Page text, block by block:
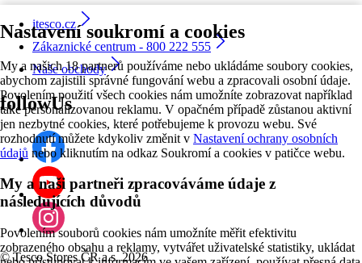
Nastavení soukromí a cookies
My a našich 18 partnerů používáme nebo ukládáme soubory cookies,
abychom zajistili správné fungování webu a zpracovali osobní údaje.
Povolením použití všech cookies nám umožníte zobrazovat například
také personalizovanou reklamu. V opačném případě zůstanou aktivní
jen nezbytné cookies, které potřebujeme k provozu webu. Své
rozhodnutí můžete kdykoliv změnit v Nastavení ochrany osobních
údajů nebo kliknutím na odkaz Soukromí a cookies v patičce webu.
My a naši partneři zpracováváme údaje z
následujících důvodů
Povolením souborů cookies nám umožníte měřit efektivitu
zobrazeného obsahu a reklamy, vytvářet uživatelské statistiky, ukládat
itesco.cz
Zákaznické centrum - 800 222 555
Naše obchody
followUs
©Tesco Stores ČR a.s. 2026